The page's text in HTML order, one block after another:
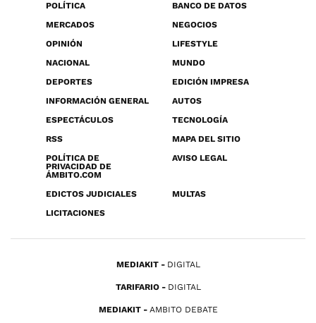
POLÍTICA
BANCO DE DATOS
MERCADOS
NEGOCIOS
OPINIÓN
LIFESTYLE
NACIONAL
MUNDO
DEPORTES
EDICIÓN IMPRESA
INFORMACIÓN GENERAL
AUTOS
ESPECTÁCULOS
TECNOLOGÍA
RSS
MAPA DEL SITIO
POLÍTICA DE
PRIVACIDAD DE
ÁMBITO.COM
AVISO LEGAL
EDICTOS JUDICIALES
MULTAS
LICITACIONES
MEDIAKIT DIGITAL
TARIFARIO DIGITAL
MEDIAKIT AMBITO DEBATE